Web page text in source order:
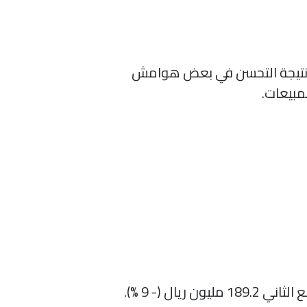
المنتدب والرئيس التنفيذي للشركة إن ارتفاع أرباح الربع الثاني 2021 جاء نتيجة التحسن في بعض هوامش